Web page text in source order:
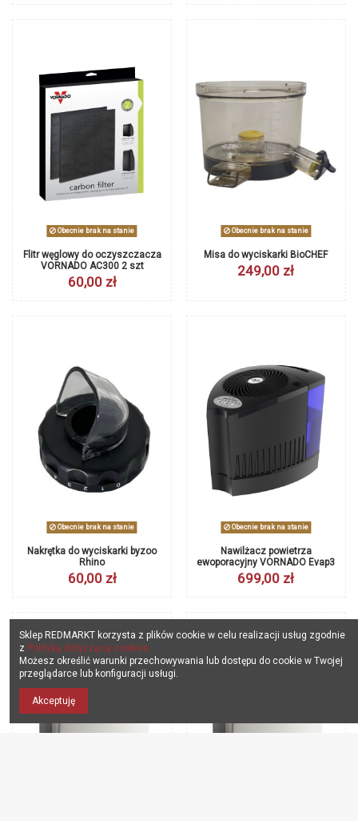
Obecnie brak na stanie
Flitr węglowy do oczyszczacza
VORNADO AC300 2 szt
60,00 zł
Obecnie brak na stanie
Misa do wyciskarki BioCHEF
249,00 zł
Obecnie brak na stanie
Nakrętka do wyciskarki byzoo
Rhino
60,00 zł
Obecnie brak na stanie
Nawilżacz powietrza
ewoporacyjny VORNADO Evap3
699,00 zł
Sklep REDMARKT korzysta z plików cookie w celu realizacji usług zgodnie
z Polityką dotyczącą cookies.
Możesz określić warunki przechowywania lub dostępu do cookie w Twojej
przeglądarce lub konfiguracji usługi.
Akceptuję